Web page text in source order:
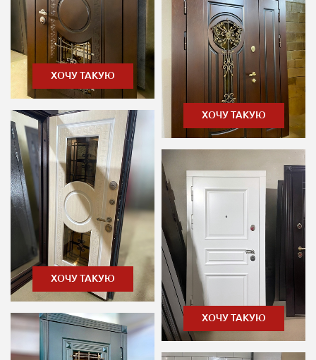
ХОЧУ ТАКУЮ
ХОЧУ ТАКУЮ
ХОЧУ ТАКУЮ
ХОЧУ ТАКУЮ